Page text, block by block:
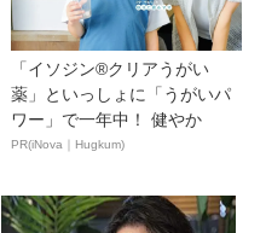
「イソジン®クリアうがい
薬」といっしょに「うがいパ
ワー」で一年中！ 健やか
PR(iNova｜Hugkum)